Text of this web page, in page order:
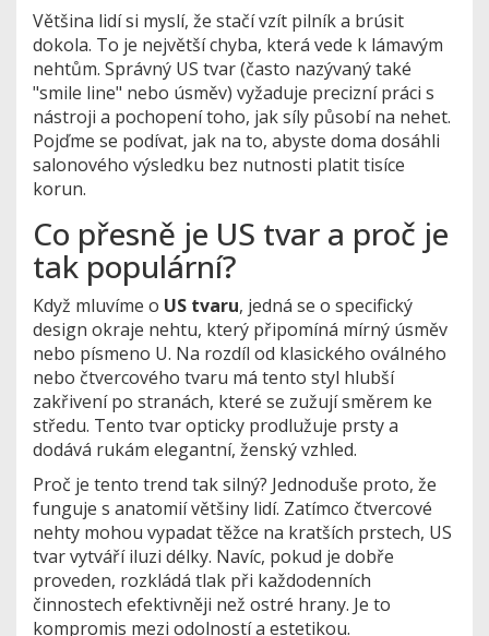
Většina lidí si myslí, že stačí vzít pilník a brúsit
dokola. To je největší chyba, která vede k lámavým
nehtům. Správný US tvar (často nazývaný také
"smile line" nebo úsměv) vyžaduje precizní práci s
nástroji a pochopení toho, jak síly působí na nehet.
Pojďme se podívat, jak na to, abyste doma dosáhli
salonového výsledku bez nutnosti platit tisíce
korun.
Co přesně je US tvar a proč je
tak populární?
Když mluvíme o US tvaru, jedná se o specifický
design okraje nehtu, který připomíná mírný úsměv
nebo písmeno U. Na rozdíl od klasického oválného
nebo čtvercového tvaru má tento styl hlubší
zakřivení po stranách, které se zužují směrem ke
středu. Tento tvar opticky prodlužuje prsty a
dodává rukám elegantní, ženský vzhled.
Proč je tento trend tak silný? Jednoduše proto, že
funguje s anatomií většiny lidí. Zatímco čtvercové
nehty mohou vypadat těžce na kratších prstech, US
tvar vytváří iluzi délky. Navíc, pokud je dobře
proveden, rozkládá tlak při každodenních
činnostech efektivněji než ostré hrany. Je to
kompromis mezi odolností a estetikou.